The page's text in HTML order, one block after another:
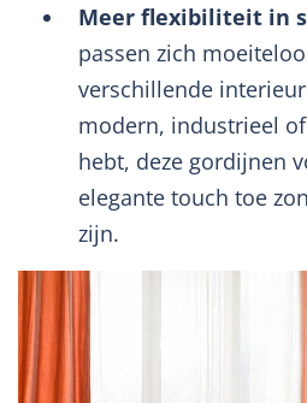
Meer flexibiliteit in
passen zich
verschillende
modern, industrieel
hebt, deze gordijnen
elegante touch toe
zijn.